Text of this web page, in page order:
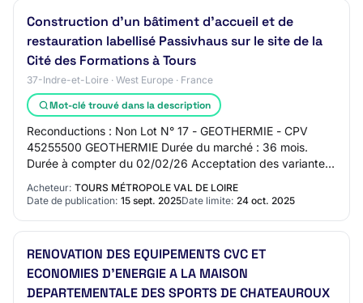
Construction d'un bâtiment d'accueil et de
restauration labellisé Passivhaus sur le site de la
Cité des Formations à Tours
37-Indre-et-Loire · West Europe · France
Mot-clé trouvé dans la description
Reconductions : Non Lot N° 17 - GEOTHERMIE - CPV
45255500 GEOTHERMIE Durée du marché : 36 mois.
Durée à compter du 02/02/26 Acceptation des variantes
: Oui Options : Oui Le contrat prévoit la possibi…
Acheteur: TOURS MÉTROPOLE VAL DE LOIRE
Date de publication: 15 sept. 2025Date limite: 24 oct. 2025
RENOVATION DES EQUIPEMENTS CVC ET
ECONOMIES D'ENERGIE A LA MAISON
DEPARTEMENTALE DES SPORTS DE CHATEAUROUX